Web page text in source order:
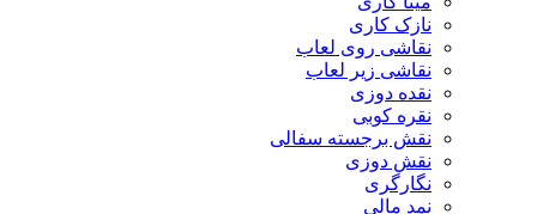
نازک کاری
نقاشی روی لعاب
نقاشی زیر لعاب
نقده دوزی
نقره کوبی
نقش برجسته سفالی
نقش دوزی
نگارگری
نمد مالی